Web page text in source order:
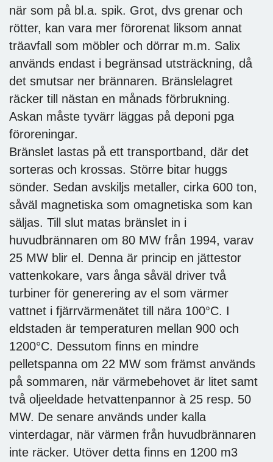
när som på bl.a. spik. Grot, dvs grenar och
rötter, kan vara mer förorenat liksom annat
träavfall som möbler och dörrar m.m. Salix
används endast i begränsad utsträckning, då
det smutsar ner brännaren. Bränslelagret
räcker till nästan en månads förbrukning.
Askan måste tyvärr läggas på deponi pga
föroreningar.
Bränslet lastas på ett transportband, där det
sorteras och krossas. Större bitar huggs
sönder. Sedan avskiljs metaller, cirka 600 ton,
såväl magnetiska som omagnetiska som kan
säljas. Till slut matas bränslet in i
huvudbrännaren om 80 MW från 1994, varav
25 MW blir el. Denna är princip en jättestor
vattenkokare, vars ånga såväl driver två
turbiner för generering av el som värmer
vattnet i fjärrvärmenätet till nära 100°C. I
eldstaden är temperaturen mellan 900 och
1200°C. Dessutom finns en mindre
pelletspanna om 22 MW som främst används
på sommaren, när värmebehovet är litet samt
två oljeeldade hetvattenpannor à 25 resp. 50
MW. De senare används under kalla
vinterdagar, när värmen från huvudbrännaren
inte räcker. Utöver detta finns en 1200 m3